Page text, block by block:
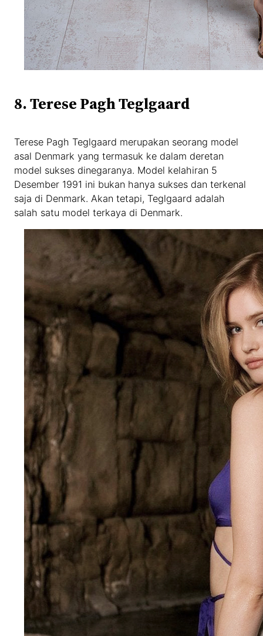
8. Terese Pagh Teglgaard
Terese Pagh Teglgaard merupakan seorang model
asal Denmark yang termasuk ke dalam deretan
model sukses dinegaranya. Model kelahiran 5
Desember 1991 ini bukan hanya sukses dan terkenal
saja di Denmark. Akan tetapi, Teglgaard adalah
salah satu model terkaya di Denmark.